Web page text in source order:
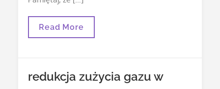
Rosiczka
Read More
redukcja zużycia gazu w